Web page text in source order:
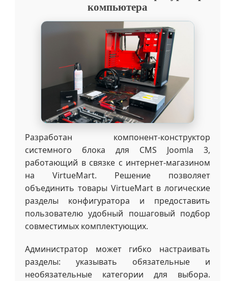
компьютера
Разработан компонент-конструктор
системного блока для CMS Joomla 3,
работающий в связке с интернет-магазином
на VirtueMart. Решение позволяет
объединить товары VirtueMart в логические
разделы конфигуратора и предоставить
пользователю удобный пошаговый подбор
совместимых комплектующих.
Администратор может гибко настраивать
разделы: указывать обязательные и
необязательные категории для выбора.